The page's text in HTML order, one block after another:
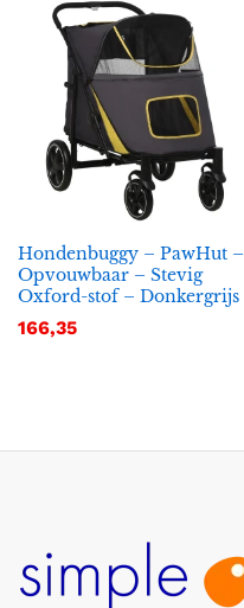
Hondenbuggy – PawHut –
Opvouwbaar – Stevig
Oxford-stof – Donkergrijs
166,35